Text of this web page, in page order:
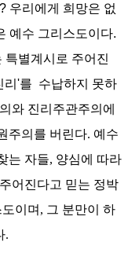
우리에게 희망은 없
예수 그리스도이다.
특별계시로 주어진
리'를 수납하지 못하
와 진리주관주의에
주의를 버린다. 예수
는 자들, 양심에 따라
어진다고 믿는 정박
이며 , 그 분만이 하
.